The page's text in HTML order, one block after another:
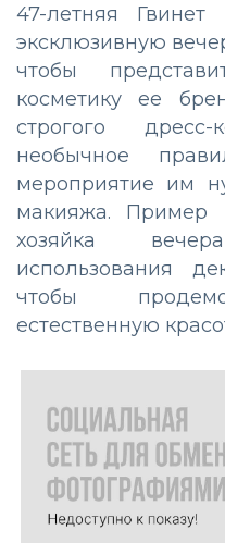
47-летняя Гвинет
эксклюзивную
чтобы
косметику ее
строгого
необычное
мероприятие им
макияжа. Пример
хозяйка
использования
чтобы
естественную